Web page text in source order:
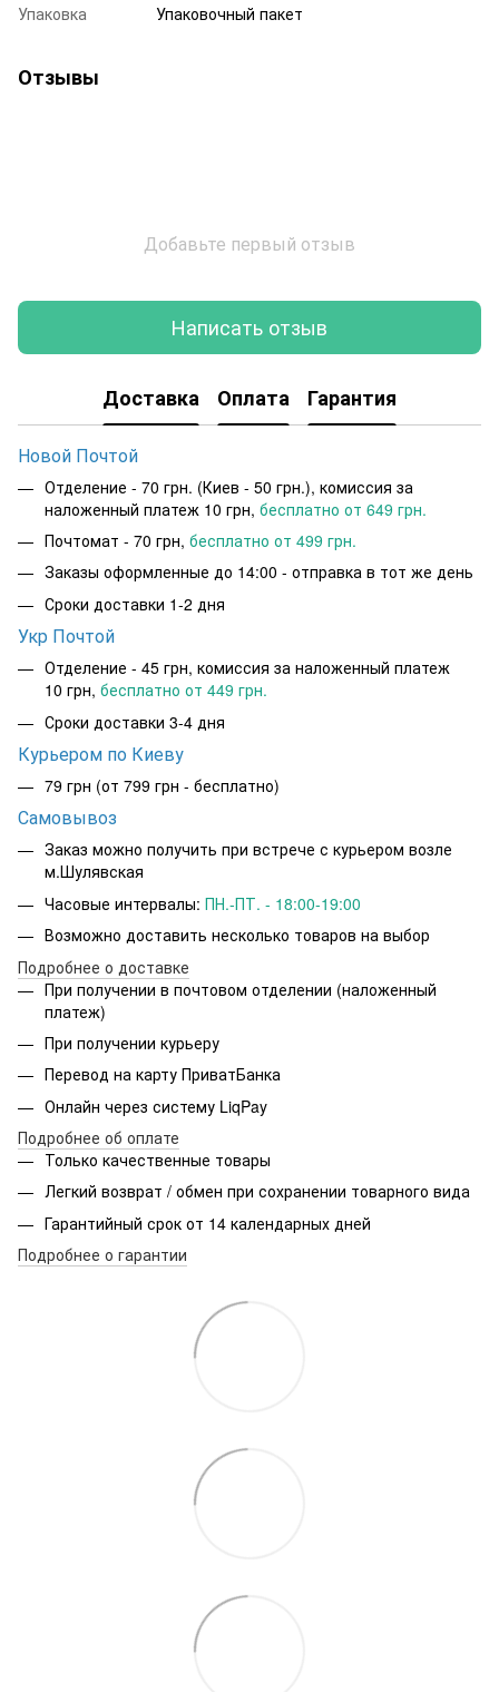
Упаковка
Упаковочный пакет
Отзывы
Добавьте первый отзыв
Написать отзыв
Доставка Оплата Гарантия
Новой Почтой
Отделение - 70 грн. (Киев - 50 грн.), комиссия за
наложенный платеж 10 грн, бесплатно от 649 грн.
Почтомат - 70 грн, бесплатно от 499 грн.
Заказы оформленные до 14:00 - отправка в тот же день
Сроки доставки 1-2 дня
Укр Почтой
Отделение - 45 грн, комиссия за наложенный платеж
10 грн, бесплатно от 449 грн.
Сроки доставки 3-4 дня
Курьером по Киеву
79 грн (от 799 грн - бесплатно)
Самовывоз
Заказ можно получить при встрече с курьером возле
м.Шулявская
Часовые интервалы: ПН.-ПТ. - 18:00-19:00
Возможно доставить несколько товаров на выбор
Подробнее о доставке
При получении в почтовом отделении (наложенный
платеж)
При получении курьеру
Перевод на карту ПриватБанка
Онлайн через систему LiqPay
Подробнее об оплате
Только качественные товары
Легкий возврат / обмен при сохранении товарного вида
Гарантийный срок от 14 календарных дней
Подробнее о гарантии